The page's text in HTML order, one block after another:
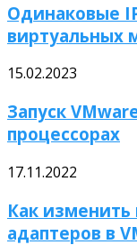
Одинаковые
виртуальных
15.02.2023
Запуск
процессорах
17.11.2022
Как изменить
адаптеров в